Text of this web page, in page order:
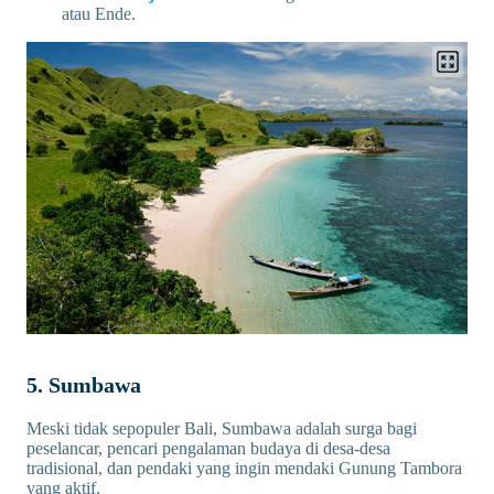
atau Ende.
5. Sumbawa
Meski tidak sepopuler Bali, Sumbawa adalah surga bagi
peselancar, pencari pengalaman budaya di desa-desa
tradisional, dan pendaki yang ingin mendaki Gunung Tambora
yang aktif.